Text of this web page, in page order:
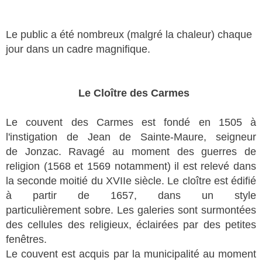
Le public a été nombreux (malgré la chaleur) chaque
jour dans un cadre magnifique.
Le Cloître des Carmes
Le couvent des Carmes est fondé en 1505 à
l'instigation de Jean de Sainte-Maure, seigneur
de Jonzac. Ravagé au moment des guerres de
religion (1568 et 1569 notamment) il est relevé dans
la seconde moitié du XVIIe siècle. Le cloître est édifié
à partir de 1657, dans un style
particulièrement sobre. Les galeries sont surmontées
des cellules des religieux, éclairées par des petites
fenêtres.
Le couvent est acquis par la municipalité au moment